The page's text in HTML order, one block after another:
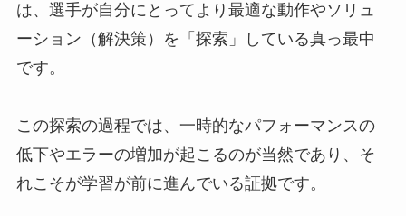
は、選手が自分にとってより最適な動作やソリュ
ーション（解決策）を「探索」している真っ最中
です。
この探索の過程では、一時的なパフォーマンスの
低下やエラーの増加が起こるのが当然であり、そ
れこそが学習が前に進んでいる証拠です。